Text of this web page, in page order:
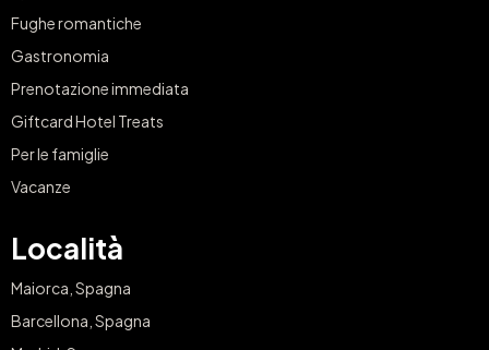
Fughe romantiche
Gastronomia
Prenotazione immediata
Giftcard Hotel Treats
Per le famiglie
Vacanze
Località
Maiorca, Spagna
Barcellona, Spagna